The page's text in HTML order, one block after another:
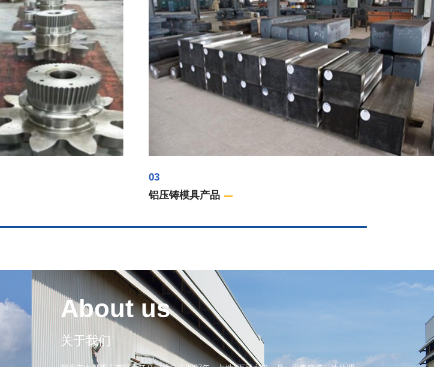
03
铝压铸模具产品
About us
关于我们